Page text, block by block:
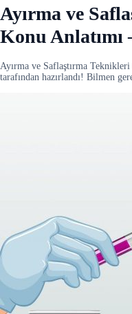
Ayırma ve
Konu Anlatımı
Ayırma ve Saflaştırma
tarafından hazırlandı! Bilmen